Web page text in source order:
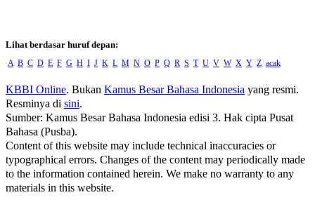
Lihat berdasar huruf depan:
A B C D E F G H I J K L M N O P Q R S T U V W X Y Z acak
KBBI Online. Bukan Kamus Besar Bahasa Indonesia yang resmi.
Resminya di sini.
Sumber: Kamus Besar Bahasa Indonesia edisi 3. Hak cipta Pusat
Bahasa (Pusba).
Content of this website may include technical inaccuracies or
typographical errors. Changes of the content may periodically made
to the information contained herein. We make no warranty to any
materials in this website.